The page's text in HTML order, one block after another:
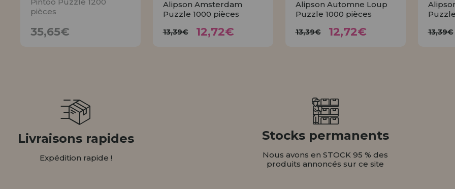
Pintoo Puzzle 1200
pièces
35,65€
Alipson Amsterdam
Puzzle 1000 pièces
13,39€ 12,72€
Alipson Automne Loup
Puzzle 1000 pièces
13,39€ 12,72€ 13,39€
Livraisons rapides
Expédition rapide !
Stocks permanents
Nous avons en STOCK 95 % des
produits annoncés sur ce site